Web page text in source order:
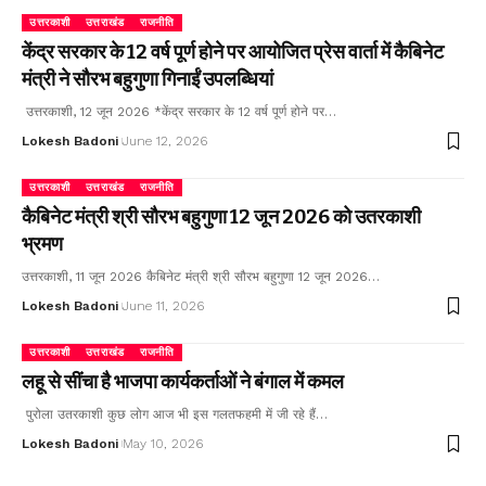
उत्तरकाशी उत्तराखंड राजनीति
केंद्र सरकार के 12 वर्ष पूर्ण होने पर आयोजित प्रेस वार्ता में कैबिनेट
मंत्री ने सौरभ बहुगुणा गिनाईं उपलब्धियां
उत्तरकाशी, 12 जून 2026 *केंद्र सरकार के 12 वर्ष पूर्ण होने पर…
Lokesh Badoni June 12, 2026
उत्तरकाशी उत्तराखंड राजनीति
कैबिनेट मंत्री श्री सौरभ बहुगुणा 12 जून 2026 को उतरकाशी
भ्रमण
उत्तरकाशी, 11 जून 2026 कैबिनेट मंत्री श्री सौरभ बहुगुणा 12 जून 2026…
Lokesh Badoni June 11, 2026
उत्तरकाशी उत्तराखंड राजनीति
लहू से सींचा है भाजपा कार्यकर्ताओं ने बंगाल में कमल
पुरोला उतरकाशी कुछ लोग आज भी इस गलतफहमी में जी रहे हैं…
Lokesh Badoni May 10, 2026